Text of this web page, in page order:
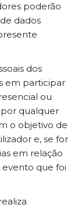
poderão
dados
dos
em participar
ou
por qualquer
o objetivo de
e, se for
em relação
evento que foi